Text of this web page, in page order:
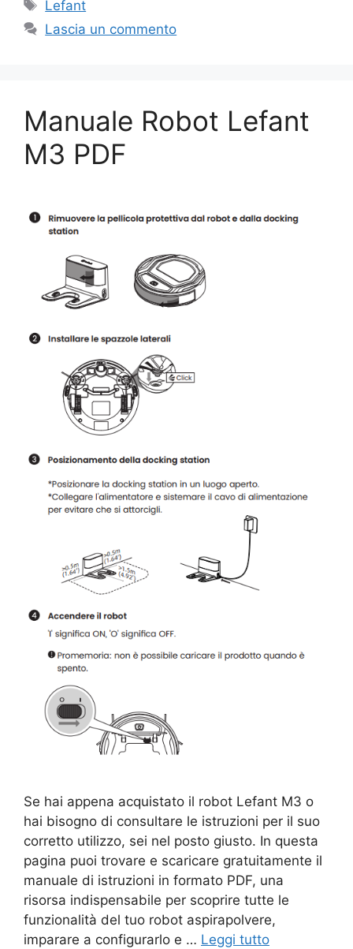
Lefant
Lascia un commento
Manuale Robot Lefant
M3 PDF
Se hai appena acquistato il robot Lefant M3 o
hai bisogno di consultare le istruzioni per il suo
corretto utilizzo, sei nel posto giusto. In questa
pagina puoi trovare e scaricare gratuitamente il
manuale di istruzioni in formato PDF, una
risorsa indispensabile per scoprire tutte le
funzionalità del tuo robot aspirapolvere,
imparare a configurarlo e … Leggi tutto